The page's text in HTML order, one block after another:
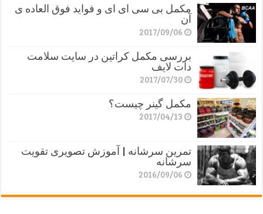
مکمل بی سی ای ای و فواید فوق العاده ی
آن
2017/09/06
بررسی مکمل کراتین در سایت سلامت
دات لایف
2017/07/30
مکمل گینر چیست؟
2017/04/13
تمرین سرشانه | آموزش تصویری تقویت
سرشانه
2016/09/06